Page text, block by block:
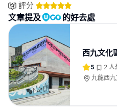
評分
文章提及 的好去處
西九文化
5 2 人
九龍西